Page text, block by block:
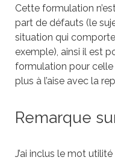
Cette formulation
part de défauts (le
situation qui
exemple), ainsi il est
formulation pour celle
plus à l’aise avec la
Remarque
J’ai inclus le mot